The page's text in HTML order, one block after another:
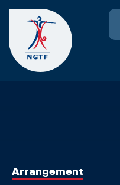
Skip
content
Arrangement